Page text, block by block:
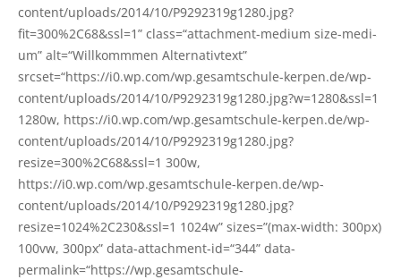
content/uploads/2014/10/P9292319g1280.jpg?
fit=300%2C68&ssl=1” class=“attachment-medium size-medi­
um” alt=“Willkommmen Alter­na­tiv­text”
srcset=“https://i0.wp.com/wp.gesamtschule-kerpen.de/wp-
content/uploads/2014/10/P9292319g1280.jpg?w=1280&ssl=1
1280w, https://i0.wp.com/wp.gesamtschule-kerpen.de/wp-
content/uploads/2014/10/P9292319g1280.jpg?
resize=300%2C68&ssl=1 300w,
https://i0.wp.com/wp.gesamtschule-kerpen.de/wp-
content/uploads/2014/10/P9292319g1280.jpg?
resize=1024%2C230&ssl=1 1024w” sizes=”(max-width: 300px)
100vw, 300px” data-attachment-id=“344” data-
permalink=“https://wp.gesamtschule-